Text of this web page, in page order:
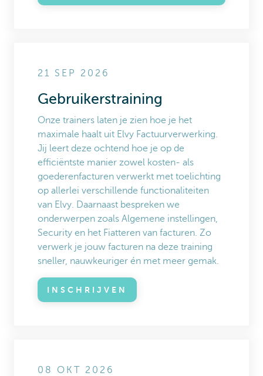
21 SEP 2026
Gebruikerstraining
Onze trainers laten je zien hoe je het
maximale haalt uit Elvy Factuurverwerking.
Jij leert deze ochtend hoe je op de
efficiëntste manier zowel kosten- als
goederenfacturen verwerkt met toelichting
op allerlei verschillende functionaliteiten
van Elvy. Daarnaast bespreken we
onderwerpen zoals Algemene instellingen,
Security en het Fiatteren van facturen. Zo
verwerk je jouw facturen na deze training
sneller, nauwkeuriger én met meer gemak.
INSCHRIJVEN
08 OKT 2026